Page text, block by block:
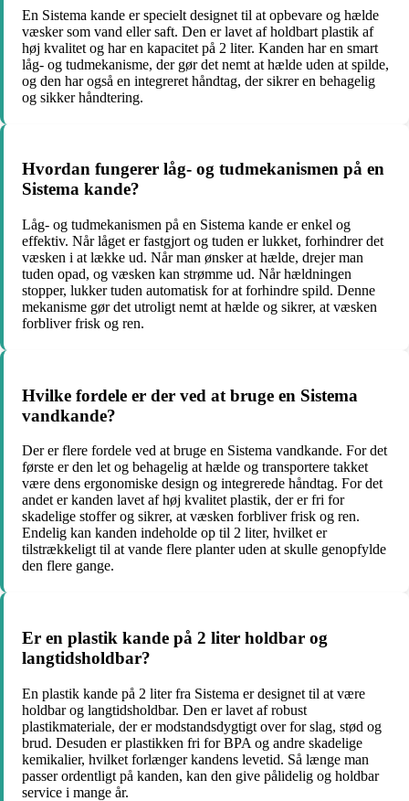
En Sistema kande er specielt designet til at opbevare og hælde
væsker som vand eller saft. Den er lavet af holdbart plastik af
høj kvalitet og har en kapacitet på 2 liter. Kanden har en smart
låg- og tudmekanisme, der gør det nemt at hælde uden at spilde,
og den har også en integreret håndtag, der sikrer en behagelig
og sikker håndtering.
Hvordan fungerer låg- og tudmekanismen på en
Sistema kande?
Låg- og tudmekanismen på en Sistema kande er enkel og
effektiv. Når låget er fastgjort og tuden er lukket, forhindrer det
væsken i at lække ud. Når man ønsker at hælde, drejer man
tuden opad, og væsken kan strømme ud. Når hældningen
stopper, lukker tuden automatisk for at forhindre spild. Denne
mekanisme gør det utroligt nemt at hælde og sikrer, at væsken
forbliver frisk og ren.
Hvilke fordele er der ved at bruge en Sistema
vandkande?
Der er flere fordele ved at bruge en Sistema vandkande. For det
første er den let og behagelig at hælde og transportere takket
være dens ergonomiske design og integrerede håndtag. For det
andet er kanden lavet af høj kvalitet plastik, der er fri for
skadelige stoffer og sikrer, at væsken forbliver frisk og ren.
Endelig kan kanden indeholde op til 2 liter, hvilket er
tilstrækkeligt til at vande flere planter uden at skulle genopfylde
den flere gange.
Er en plastik kande på 2 liter holdbar og
langtidsholdbar?
En plastik kande på 2 liter fra Sistema er designet til at være
holdbar og langtidsholdbar. Den er lavet af robust
plastikmateriale, der er modstandsdygtigt over for slag, stød og
brud. Desuden er plastikken fri for BPA og andre skadelige
kemikalier, hvilket forlænger kandens levetid. Så længe man
passer ordentligt på kanden, kan den give pålidelig og holdbar
service i mange år.